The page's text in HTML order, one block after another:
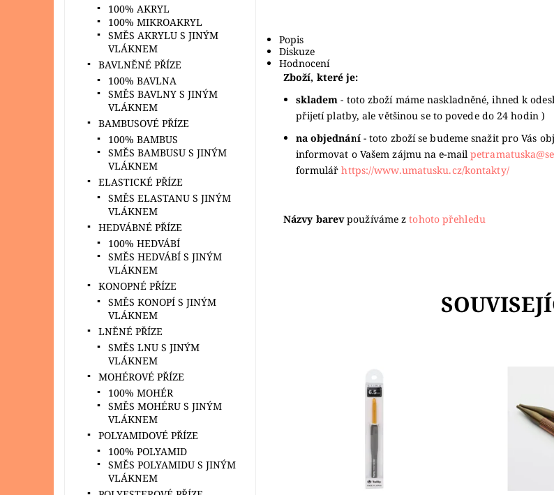
Popis
Diskuze
Hodnocení
Zboží, které je:
skladem - toto zboží máme naskladněné, ihned k
přijetí platby, ale většinou se to povede do 24 hodin )
na objednání - toto zboží se budeme snažit pro Vás
informovat o Vašem zájmu na e-mail
formulářhttps://www.umatusku.cz/kontakty/
Názvy barev používáme ztohoto přehledu
Háčky Tulip Etimo Vám nabízí
ideální rovnováhu mezi stylem a
rukojetím s měkkým úchopem si
užijte háčkování s větší...
Skladem 2
TULIP
jsou k
velikostí,
a různých
zauzlování
100% AKRYL
100% MIKROAKRYL
SMĚS AKRYLU S JINÝM
VLÁKNEM
BAVLNĚNÉ PŘÍZE
100% BAVLNA
SMĚS BAVLNY S JINÝM
VLÁKNEM
BAMBUSOVÉ PŘÍZE
100% BAMBUS
SMĚS BAMBUSU S JINÝM
VLÁKNEM
ELASTICKÉ PŘÍZE
SMĚS ELASTANU S JINÝM
VLÁKNEM
HEDVÁBNÉ PŘÍZE
100% HEDVÁBÍ
SMĚS HEDVÁBÍ S JINÝM
VLÁKNEM
KONOPNÉ PŘÍZE
SMĚS KONOPÍ S JINÝM
VLÁKNEM
LNĚNÉ PŘÍZE
SMĚS LNU S JINÝM
VLÁKNEM
MOHÉROVÉ PŘÍZE
100% MOHÉR
SMĚS MOHÉRU S JINÝM
VLÁKNEM
POLYAMIDOVÉ PŘÍZE
100% POLYAMID
SMĚS POLYAMIDU S JINÝM
VLÁKNEM